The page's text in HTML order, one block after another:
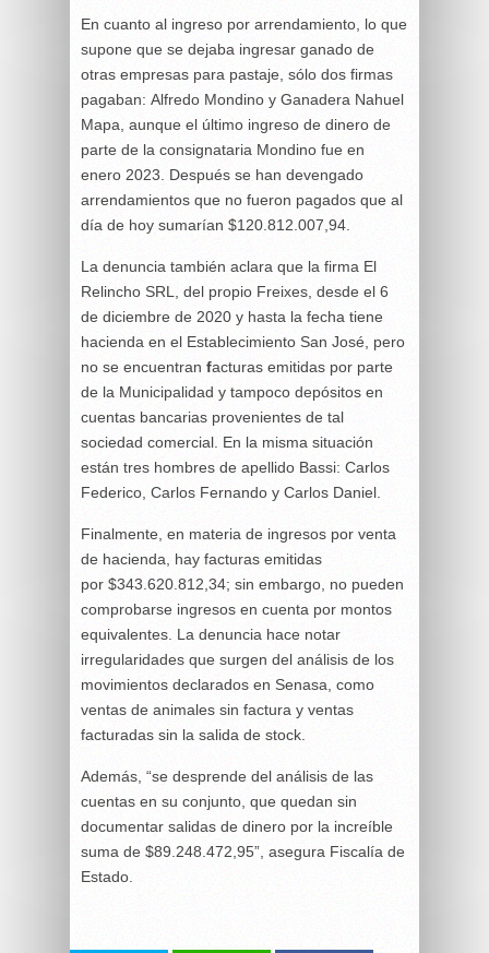
En cuanto al ingreso por arrendamiento, lo que
supone que se dejaba ingresar ganado de
otras empresas para pastaje, sólo dos firmas
pagaban: Alfredo Mondino y Ganadera Nahuel
Mapa, aunque el último ingreso de dinero de
parte de la consignataria Mondino fue en
enero 2023. Después se han devengado
arrendamientos que no fueron pagados que al
día de hoy sumarían $120.812.007,94.
La denuncia también aclara que la firma El
Relincho SRL, del propio Freixes, desde el 6
de diciembre de 2020 y hasta la fecha tiene
hacienda en el Establecimiento San José, pero
no se encuentran facturas emitidas por parte
de la Municipalidad y tampoco depósitos en
cuentas bancarias provenientes de tal
sociedad comercial. En la misma situación
están tres hombres de apellido Bassi: Carlos
Federico, Carlos Fernando y Carlos Daniel.
Finalmente, en materia de ingresos por venta
de hacienda, hay facturas emitidas
por $343.620.812,34; sin embargo, no pueden
comprobarse ingresos en cuenta por montos
equivalentes. La denuncia hace notar
irregularidades que surgen del análisis de los
movimientos declarados en Senasa, como
ventas de animales sin factura y ventas
facturadas sin la salida de stock.
Además, “se desprende del análisis de las
cuentas en su conjunto, que quedan sin
documentar salidas de dinero por la increíble
suma de $89.248.472,95”, asegura Fiscalía de
Estado.